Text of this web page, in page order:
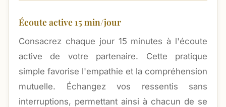
Écoute active 15 min/jour
Consacrez chaque jour 15 minutes à l'écoute
active de votre partenaire. Cette pratique
simple favorise l'empathie et la compréhension
mutuelle. Échangez vos ressentis sans
interruptions, permettant ainsi à chacun de se